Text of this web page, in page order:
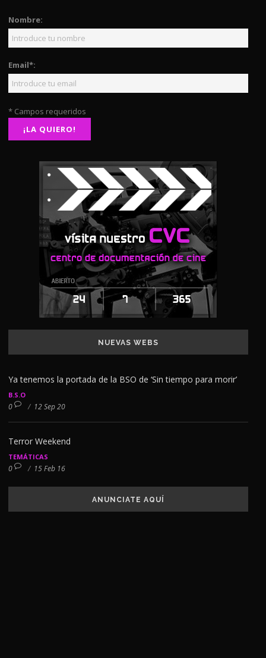
Nombre:
Email*:
* Campos requeridos
NUEVAS WEBS
Ya tenemos la portada de la BSO de ‘Sin tiempo para morir’
B.S.O
0 / 12 Sep 20
Terror Weekend
TEMÁTICAS
0 / 15 Feb 16
ANUNCIATE AQUÍ